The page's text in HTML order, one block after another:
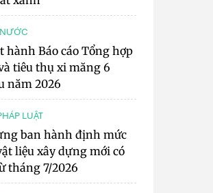
hành Báo cáo Tổng hợp
tiêu thụ xi măng 6
năm 2026
LUẬT
ban hành định mức
liệu xây dựng mới có
tháng 7/2026